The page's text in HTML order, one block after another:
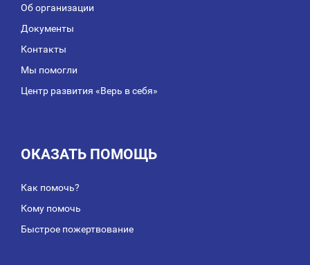
Об организации
Документы
Контакты
Мы помогли
Центр развития «Верь в себя»
ОКАЗАТЬ ПОМОЩЬ
Как помочь?
Кому помочь
Быстрое пожертвование